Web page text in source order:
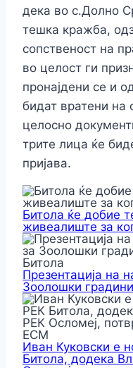
дека во с.Долно
тешка кражба,
сопственост на
во целост ги
пронајдени се и
бидат вратени на
целосно
трите лица ќе
пријава.
Битола ќе добие
живеалиште за
Презентација на
Зоолошки
Иван Куковски е
Битола, додека